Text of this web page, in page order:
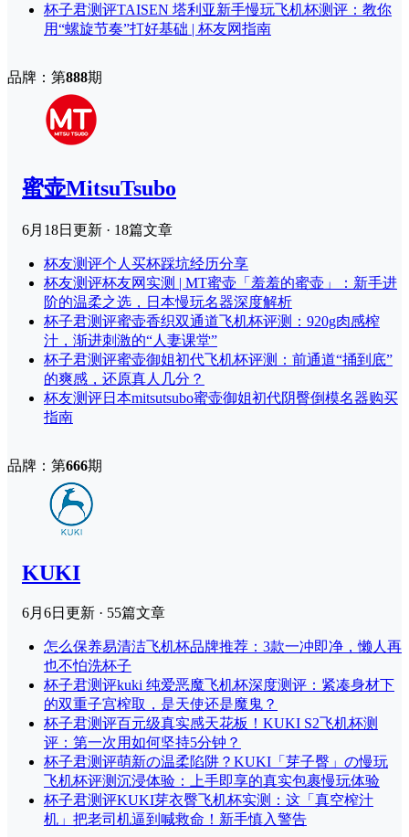
杯子君测评TAISEN 塔利亚新手慢玩飞机杯测评：教你
用“螺旋节奏”打好基础 | 杯友网指南
品牌：第888期
蜜壶MitsuTsubo
6月18日 更新 · 18篇文章
杯友测评个人买杯踩坑经历分享
杯友测评杯友网实测 | MT蜜壶「羞羞的蜜壶」：新手进
阶的温柔之选，日本慢玩名器深度解析
杯子君测评蜜壶香织双通道飞机杯评测：920g肉感榨
汁，渐进刺激的“人妻课堂”
杯子君测评蜜壶御姐初代飞机杯评测：前通道“捅到底”
的爽感，还原真人几分？
杯友测评日本mitsutsubo蜜壶御姐初代阴臀倒模名器购买
指南
品牌：第666期
KUKI
6月6日 更新 · 55篇文章
怎么保养易清洁飞机杯品牌推荐：3款一冲即净，懒人再
也不怕洗杯子
杯子君测评kuki 纯爱恶魔飞机杯深度测评：紧凑身材下
的双重子宫榨取，是天使还是魔鬼？
杯子君测评百元级真实感天花板！KUKI S2飞机杯测
评：第一次用如何坚持5分钟？
杯子君测评萌新の温柔陷阱？KUKI「芽子臀」の慢玩
飞机杯评测沉浸体验：上手即享的真实包裹慢玩体验
杯子君测评KUKI芽衣臀飞机杯实测：这「真空榨汁
机」把老司机逼到喊救命！新手慎入警告